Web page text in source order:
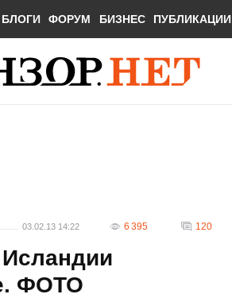
БЛОГИ ФОРУМ БИЗНЕС ПУБЛИКАЦИИ
03.02.13 14:22 6 395 120
Исландии
ФОТО